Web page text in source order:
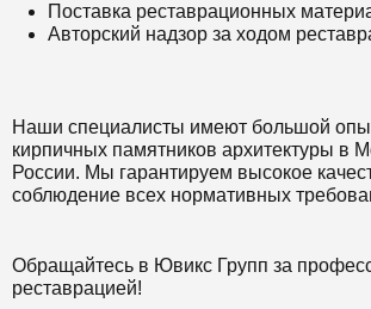
Поставка реставрационных
Авторский надзор за ходом
Наши специалисты имеют большой
кирпичных памятников архитектуры в
России. Мы гарантируем высокое
соблюдение всех нормативных
Обращайтесь в Ювикс Групп за
реставрацией!